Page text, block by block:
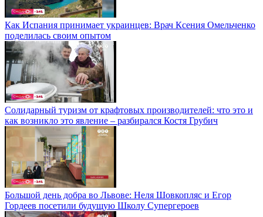
Как Испания принимает украинцев: Врач Ксения Омельченко
поделилась своим опытом
Солидарный туризм от крафтовых производителей: что это и
как возникло это явление – разбирался Костя Грубич
Большой день добра во Львове: Неля Шовкопляс и Егор
Гордеев посетили будущую Школу Супергероев